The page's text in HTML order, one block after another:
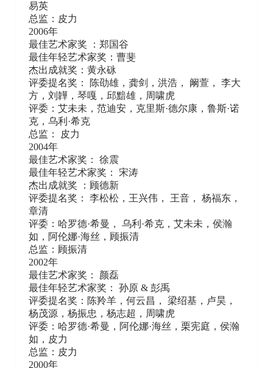
易英
总监：皮力
2006年
最佳艺术家奖 ：郑国谷
最佳年轻艺术家奖：曹斐
杰出成就奖：黄永砯
评委提名奖： 陈劭雄，龚剑，洪浩， 阚萱， 李大
方，刘韡，琴嘎，邱黯雄，周啸虎
评委：艾未未，范迪安，克里斯·德尔康，鲁斯·诺
克，乌利·希克
总监： 皮力
2004年
最佳艺术家奖： 徐震
最佳年轻艺术家奖： 宋涛
杰出成就奖 ：顾德新
评委提名奖： 李松松，王兴伟， 王音， 杨福东，
章清
评委：哈罗德·希曼， 乌利·希克，艾未未，侯瀚
如，阿伦娜·海丝，顾振清
总监：顾振清
2002年
最佳艺术家奖： 颜磊
最佳年轻艺术家奖： 孙原 & 彭禹
评委提名奖：陈羚羊，何云昌， 梁绍基，卢昊，
杨茂源，杨振忠，杨志超，周啸虎
评委：哈罗德·希曼，阿伦娜·海丝，栗宪庭，侯瀚
如，皮力
总监：皮力
2000年